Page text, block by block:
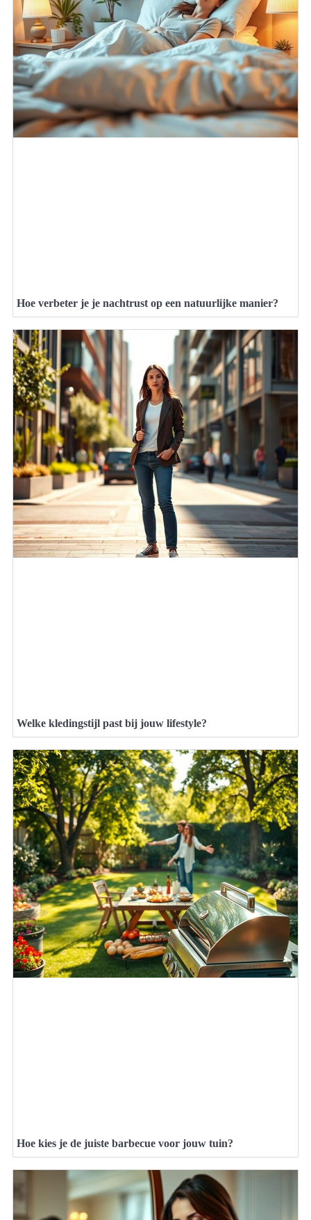
Hoe verbeter je je nachtrust op een natuurlijke manier?
Welke kledingstijl past bij jouw lifestyle?
Hoe kies je de juiste barbecue voor jouw tuin?